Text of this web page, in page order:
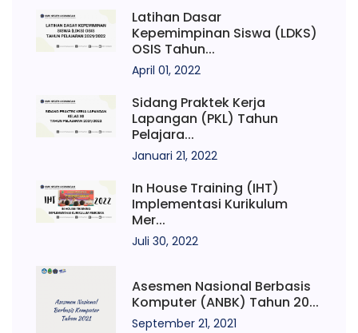
Latihan Dasar
Kepemimpinan Siswa (LDKS)
OSIS Tahun...
April 01, 2022
Sidang Praktek Kerja
Lapangan (PKL) Tahun
Pelajara...
Januari 21, 2022
In House Training (IHT)
Implementasi Kurikulum
Mer...
Juli 30, 2022
Asesmen Nasional Berbasis
Komputer (ANBK) Tahun 20...
September 21, 2021